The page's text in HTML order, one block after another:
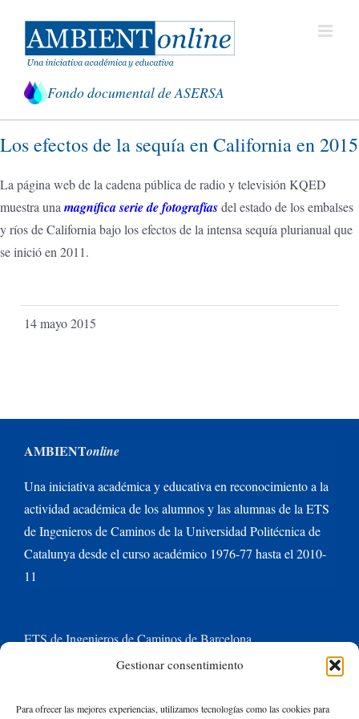
Gestionar consentimiento
Para ofrecer las mejores experiencias, utilizamos tecnologías como las cookies para
contenido
Fondo documental de ASERSA
Los efectos de la sequía en California en 2015
La página web de la cadena pública de radio y televisión KQED
muestra una magnífica serie de fotografíasdel estado de los embalses
y ríos de California bajo los efectos de la intensa sequía plurianual que
se inició en 2011.
14 mayo 2015
AMBIENTonline
Una iniciativa académica y educativa en reconocimiento a la
actividad académica de los alumnos y las alumnas de la ETS
de Ingenieros de Caminos de la Universidad Politécnica de
Catalunya desde el curso académico 1976-77 hasta el 2010-
11
ETS de Ingenieros de Caminos de Barcelona
Universitat Politècnica de Catalunya BarcelonaTech